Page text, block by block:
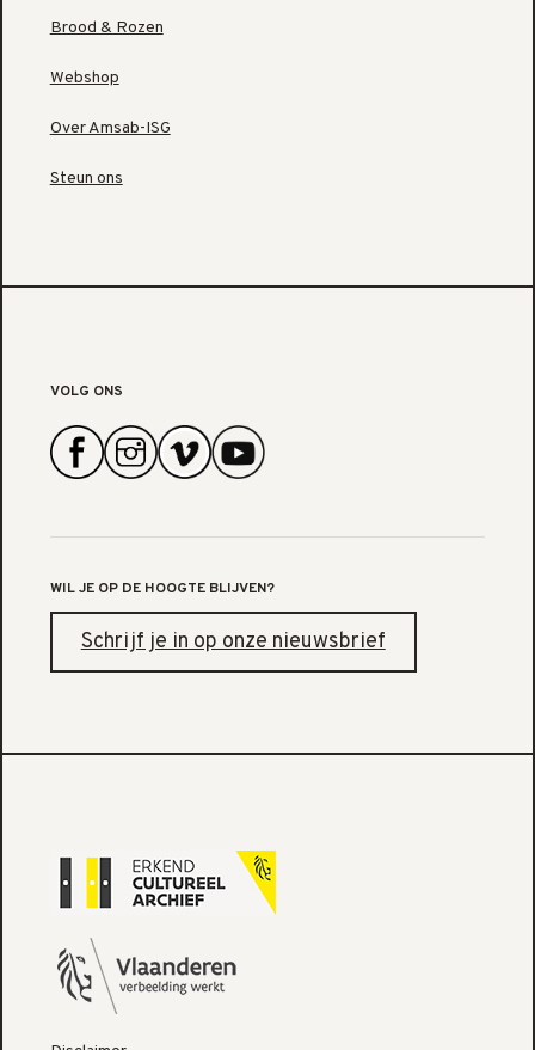
Brood & Rozen
Webshop
Over Amsab-ISG
Steun ons
VOLG ONS
WIL JE OP DE HOOGTE BLIJVEN?
Schrijf je in op onze nieuwsbrief